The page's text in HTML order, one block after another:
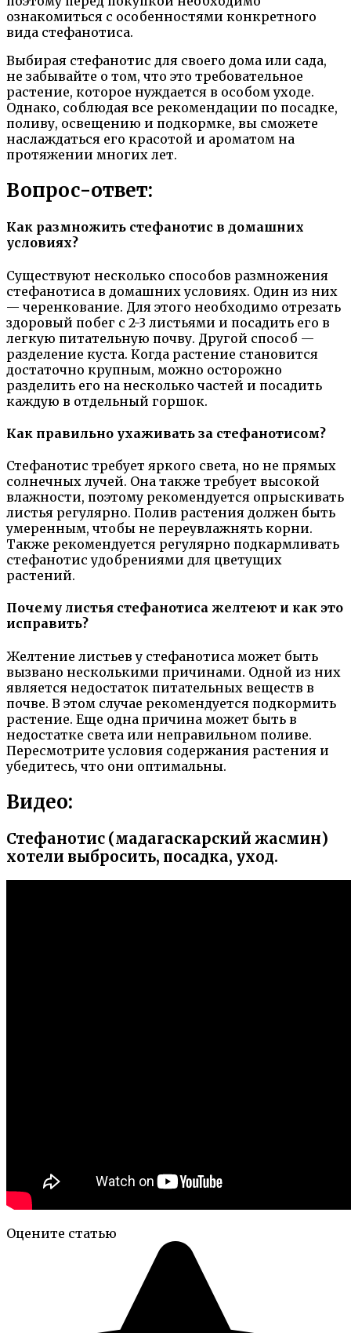
ознакомиться с особенностями конкретного
вида стефанотиса.
Выбирая стефанотис для своего дома или сада,
не забывайте о том, что это требовательное
растение, которое нуждается в особом уходе.
Однако, соблюдая все рекомендации по посадке,
поливу, освещению и подкормке, вы сможете
наслаждаться его красотой и ароматом на
протяжении многих лет.
Вопрос-ответ:
Как размножить стефанотис в домашних
условиях?
Существуют несколько способов размножения
стефанотиса в домашних условиях. Один из них
— черенкование. Для этого необходимо отрезать
здоровый побег с 2-3 листьями и посадить его в
легкую питательную почву. Другой способ —
разделение куста. Когда растение становится
достаточно крупным, можно осторожно
разделить его на несколько частей и посадить
каждую в отдельный горшок.
Как правильно ухаживать за стефанотисом?
Стефанотис требует яркого света, но не прямых
солнечных лучей. Она также требует высокой
влажности, поэтому рекомендуется опрыскивать
листья регулярно. Полив растения должен быть
умеренным, чтобы не переувлажнять корни.
Также рекомендуется регулярно подкармливать
стефанотис удобрениями для цветущих
растений.
Почему листья стефанотиса желтеют и как это
исправить?
Желтение листьев у стефанотиса может быть
вызвано несколькими причинами. Одной из них
является недостаток питательных веществ в
почве. В этом случае рекомендуется подкормить
растение. Еще одна причина может быть в
недостатке света или неправильном поливе.
Пересмотрите условия содержания растения и
убедитесь, что они оптимальны.
Видео:
Стефанотис (мадагаскарский жасмин)
хотели выбросить, посадка, уход.
Оцените статью